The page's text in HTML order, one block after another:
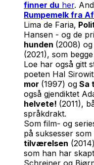
finner du her.
Rumpemelk fra
Lima de Faria,
Hansen - og de
hunden (2008) og
(2021), som
Loe har også gitt
poeten Hal
mor (1997) og Sa
også gjendiktet
helvete! (2011),
språkdrakt.
Som film- og
på suksesser
tilværelsen
som han har
Schreiner og